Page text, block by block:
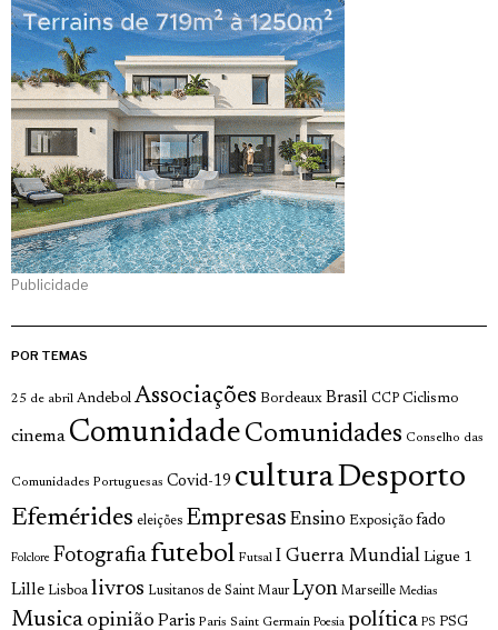
Publicidade
POR TEMAS
25 de abril Andebol Associações Bordeaux Brasil CCP Ciclismo
cinema Comunidade Comunidades Conselho das
Comunidades Portuguesas Covid-19 culturaDesporto
Efemérides eleições Empresas Ensino Exposição fado
Folclore Fotografia futebol Futsal I Guerra Mundial Ligue 1
Lille Lisboa livros Lusitanos de Saint Maur Lyon Marseille Medias
Musica opinião Paris Paris Saint Germain Poesia política PS PSG